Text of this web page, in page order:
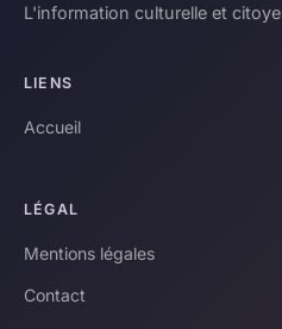
L'information culturelle et
LIENS
Accueil
LÉGAL
Mentions légales
Contact